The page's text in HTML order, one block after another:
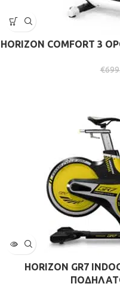
HORIZON COMFORT
€
HORIZON GR7